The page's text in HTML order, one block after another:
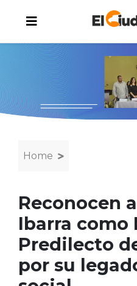
Home
Reconocen
Ibarra como
Predilecto
por su